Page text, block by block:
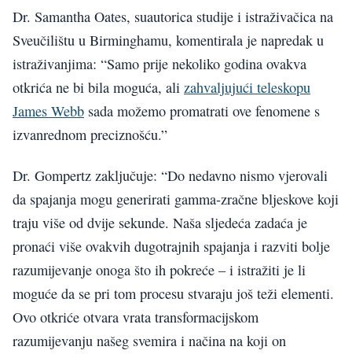
Dr. Samantha Oates, suautorica studije i istraživačica na
Sveučilištu u Birminghamu, komentirala je napredak u
istraživanjima: “Samo prije nekoliko godina ovakva
otkrića ne bi bila moguća, ali zahvaljujući teleskopu
James Webb sada možemo promatrati ove fenomene s
izvanrednom preciznošću.”
Dr. Gompertz zaključuje: “Do nedavno nismo vjerovali
da spajanja mogu generirati gamma-zračne bljeskove koji
traju više od dvije sekunde. Naša sljedeća zadaća je
pronaći više ovakvih dugotrajnih spajanja i razviti bolje
razumijevanje onoga što ih pokreće – i istražiti je li
moguće da se pri tom procesu stvaraju još teži elementi.
Ovo otkriće otvara vrata transformacijskom
razumijevanju našeg svemira i načina na koji on